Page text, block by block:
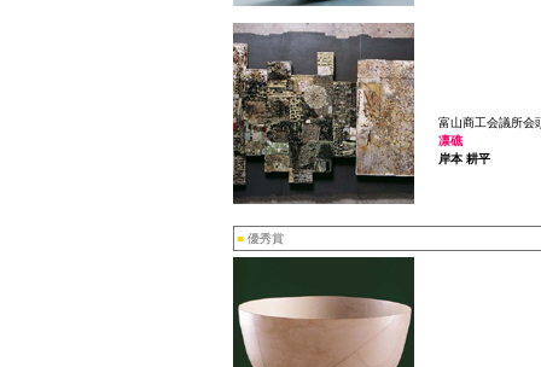
富山商工会議所会
凛礁
岸本 耕平
■ 優秀賞